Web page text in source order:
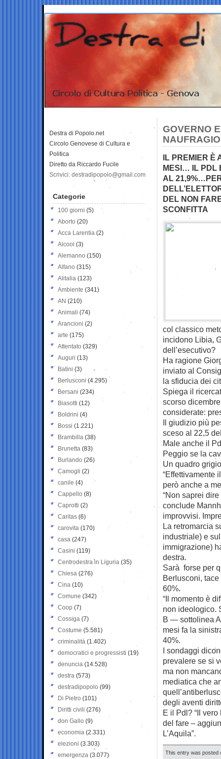
GOVERNO
NAUFRAGIO
IL PREMIER È
MESI… IL PDL
AL
DEL NON
SCONFITTA
col classico
incidono Libia,
dell’esecutivo?
Ha ragione
inviato al
la sfiducia dei
Spiega il
scorso
considerate:
Il giudizio più
sceso al 22,5
Male anche il
Peggio se la
Un quadro
“Effettivamente
però anche a
“Non saprei
conclude
improvvisi.
La retromarcia
industriale) e
immigrazione)
destra.
Sarà forse per
Berlusconi,
60%.
“Il momento è
non ideologico.
B — sottolinea
mesi fa la
40%.
I sondaggi
prevalere se si
ma non
mediatica che
degli aventi
E il Pdl? “Il
del fare –
L’Aquila”.
This entry was posted
Destra di Popolo.net
Circolo Genovese di Cultura e
Politica
Diretto da Riccardo Fucile
Scrivici: destradipopolo@gmail.com
Categorie
100 giorni (5)
Aborto (20)
Acca Larentia (2)
Alcool (3)
Alemanno (150)
Alfano (315)
Alitalia (123)
Ambiente (341)
AN (210)
Animali (74)
Arancioni (2)
arte (175)
Attentato (329)
Auguri (13)
Batini (3)
Berlusconi (4.295)
Bersani (234)
Biasotti (12)
Boldrini (4)
Bossi (1.221)
Brambilla (38)
Brunetta (83)
Burlando (26)
Camogli (2)
canile (4)
Cappello (8)
Caprotti (2)
Caritas (6)
carovita (170)
casa (247)
Casini (119)
Centrodestra in Liguria (35)
Chiesa (276)
Cina (10)
Comune (342)
Coop (7)
Cossiga (7)
Costume (5.581)
criminalità (1.402)
democratici e progressisti (19)
denuncia (14.528)
destra (573)
destradipopolo (99)
Di Pietro (101)
Diritti civili (276)
don Gallo (9)
economia (2.331)
elezioni (3.303)
emergenza (3.077)